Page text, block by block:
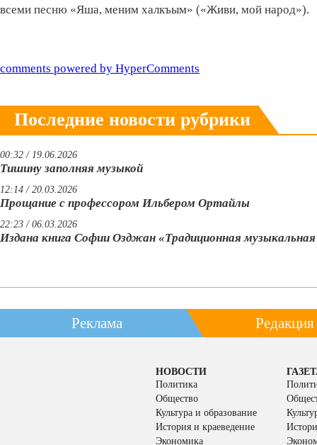
всеми песню «Яша, меним халкъым» («Живи, мой народ»).
comments powered by HyperComments
Последние новости рубрики
00:32 / 19.06.2026
Тишину заполняя музыкой
12:14 / 20.03.2026
Прощание с профессором Ильбером Ортайлы
22:23 / 06.03.2026
Издана книга Софии Озджан «Традиционная
Реклама Редакция
НОВОСТИ
Политика
Общество
Культура и образование
История и краеведение
Экономика